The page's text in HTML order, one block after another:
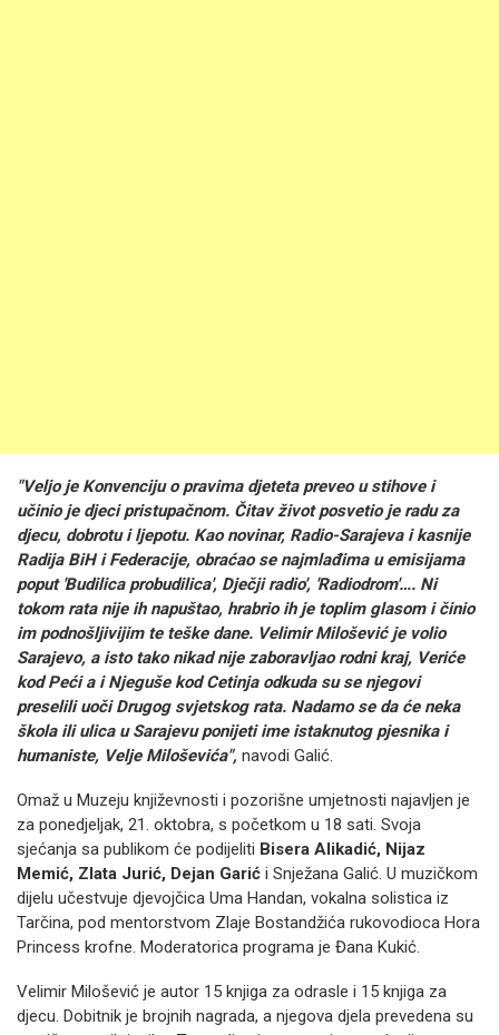
"Veljo je Konvenciju o pravima djeteta preveo u stihove i
učinio je djeci pristupačnom. Čitav život posvetio je radu za
djecu, dobrotu i ljepotu. Kao novinar, Radio-Sarajeva i kasnije
Radija BiH i Federacije, obraćao se najmlađima u emisijama
poput 'Budilica probudilica', Dječji radio', 'Radiodrom'…. Ni
tokom rata nije ih napuštao, hrabrio ih je toplim glasom i činio
im podnošljivijim te teške dane. Velimir Milošević je volio
Sarajevo, a isto tako nikad nije zaboravljao rodni kraj, Veriće
kod Peći a i Njeguše kod Cetinja odkuda su se njegovi
preselili uoči Drugog svjetskog rata. Nadamo se da će neka
škola ili ulica u Sarajevu ponijeti ime istaknutog pjesnika i
humaniste, Velje Miloševića", navodi Galić.
Omaž u Muzeju književnosti i pozorišne umjetnosti najavljen je
za ponedjeljak, 21. oktobra, s početkom u 18 sati. Svoja
sjećanja sa publikom će podijeliti Bisera Alikadić, Nijaz
Memić, Zlata Jurić, Dejan Garić i Snježana Galić. U muzičkom
dijelu učestvuje djevojčica Uma Handan, vokalna solistica iz
Tarčina, pod mentorstvom Zlaje Bostandžića rukovodioca Hora
Princess krofne. Moderatorica programa je Đana Kukić.
Velimir Milošević je autor 15 knjiga za odrasle i 15 knjiga za
djecu. Dobitnik je brojnih nagrada, a njegova djela prevedena su